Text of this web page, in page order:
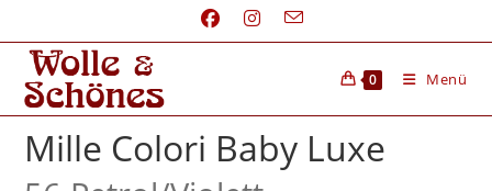
0 Menü
Mille Colori Baby Luxe